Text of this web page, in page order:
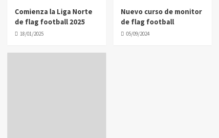
Comienza la Liga Norte
de flag football 2025
18/01/2025
Nuevo curso de monitor
de flag football
05/09/2024